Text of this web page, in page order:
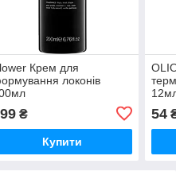
Крем для
локонів
₴
Купити
54